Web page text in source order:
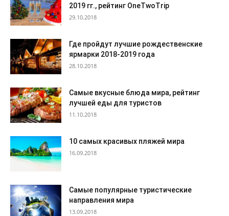
2019 гг., рейтинг OneTwoTrip
29.10.2018
Где пройдут лучшие рождественские
ярмарки 2018-2019 года
28.10.2018
Самые вкусные блюда мира, рейтинг
лучшей еды для туристов
11.10.2018
10 самых красивых пляжей мира
16.09.2018
Самые популярные туристические
направления мира
13.09.2018